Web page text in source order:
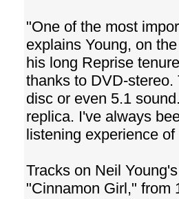
"One of the most
explains Young, on
his long Reprise
thanks to DVD-
disc or even 5.1
replica. I've always
listening experience
Tracks on Neil
"Cinnamon Girl," from